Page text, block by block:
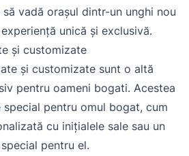
vadă orașul dintr-un unghi nou
unică și exclusivă.
și customizate
și customizate sunt o altă
pentru oameni bogati. Acestea
pentru omul bogat, cum
cu inițialele sale sau un
pentru el.